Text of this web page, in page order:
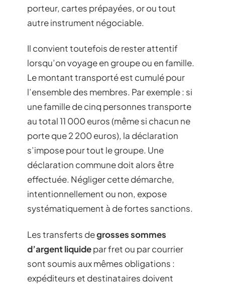
porteur, cartes prépayées, or ou tout
autre instrument négociable.
Il convient toutefois de rester attentif
lorsqu’on voyage en groupe ou en famille.
Le montant transporté est cumulé pour
l’ensemble des membres. Par exemple : si
une famille de cinq personnes transporte
au total 11 000 euros (même si chacun ne
porte que 2 200 euros), la déclaration
s’impose pour tout le groupe. Une
déclaration commune doit alors être
effectuée. Négliger cette démarche,
intentionnellement ou non, expose
systématiquement à de fortes sanctions.
Les transferts degrosses sommes
d’argent liquidepar fret ou par courrier
sont soumis aux mêmes obligations :
expéditeurs et destinataires doivent